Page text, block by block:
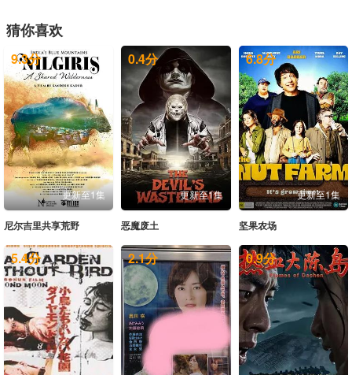
猜你喜欢
9.3分
更新至1集
尼尔吉里共享荒野
0.4分
更新至1集
恶魔废土
6.8分
更新至1集
坚果农场
5.4分 2.1分 0.9分